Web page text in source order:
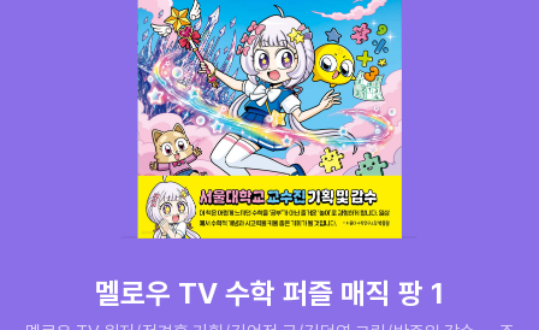
멜로우 TV 수학 퍼즐 매직 팡 1